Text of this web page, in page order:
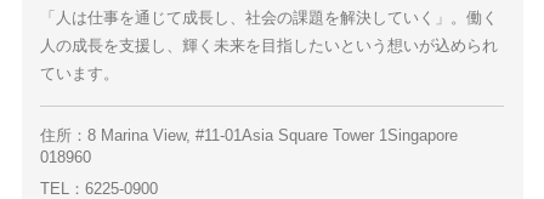
「人は仕事を通じて成長し、社会の課題を解決していく」。働く
人の成長を支援し、輝く未来を目指したいという想いが込められ
ています。
住所：8 Marina View, #11-01Asia Square Tower 1Singapore
018960
TEL：6225-0900